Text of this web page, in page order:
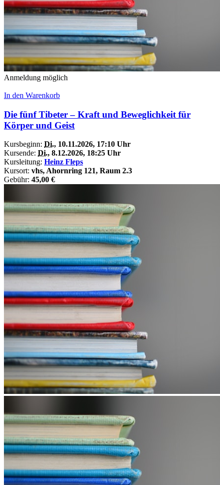
Anmeldung möglich
In den Warenkorb
Die fünf Tibeter – Kraft und Beweglichkeit für
Körper und Geist
Kursbeginn: Di., 10.11.2026, 17:10 Uhr
Kursende: Di., 8.12.2026, 18:25 Uhr
Kursleitung: Heinz Fleps
Kursort: vhs, Ahornring 121, Raum 2.3
Gebühr: 45,00 €